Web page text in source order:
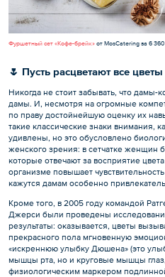
Фуршетный сет «Кофе-брейк» от MosCatering за 6
🌷 Пусть расцветают все цветы
Никогда не стоит забывать, что дамы-
дамы. И, несмотря на огромные
по праву достойнейшую оценку их
такие классические знаки внимания,
удивлены, но это обусловлено
женского зрения: в сетчатке женщин
которые отвечают за восприятие
организме повышает
кажутся дамам особенно
Кроме того, в 2005 году командой
Джерси были проведены
результаты: оказывается, цветы
прекрасного пола мгновенную
«искреннюю улыбку Дюшена» (это
мышцы рта, но и круговые мышцы
физиологическим маркером